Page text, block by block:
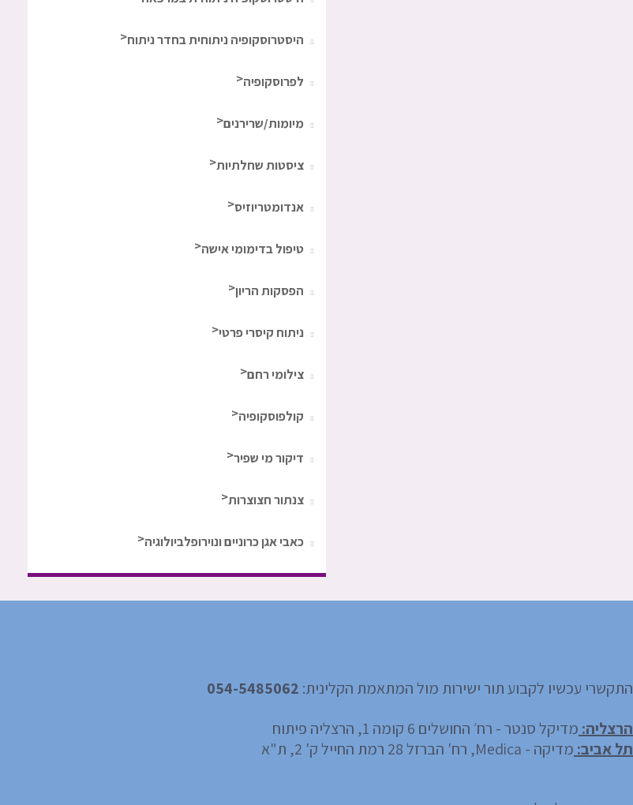
היסטרוסקופיה ניתוחית בחדר ניתוח
לפרוסקופיה
מיומות/שרירנים
ציסטות שחלתיות
אנדומטריוזיס
טיפול בדימומי אישה
הפסקות הריון
ניתוח קיסרי פרטי
צילומי רחם
קולפוסקופיה
דיקור מי שפיר
צנתור חצוצרות
כאבי אגן כרוניים ונוירופלביולוגיה
התקשרי עכשיו לקבוע תור ישירות מול המתאמת הקלינית: 054-5485062
הרצליה: מדיקל סנטר - רח׳ החושלים 6 קומה 1, הרצליה פיתוח
תל אביב: מדיקה - Medica, רח' הברזל 28 רמת החייל ק' 2, ת"א